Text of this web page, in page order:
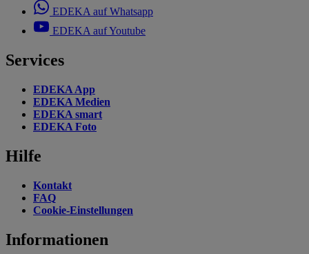
EDEKA auf Whatsapp
EDEKA auf Youtube
Services
EDEKA App
EDEKA Medien
EDEKA smart
EDEKA Foto
Hilfe
Kontakt
FAQ
Cookie-Einstellungen
Informationen